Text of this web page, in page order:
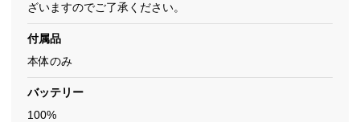
ざいますのでご了承ください。
付属品
本体のみ
バッテリー
100%